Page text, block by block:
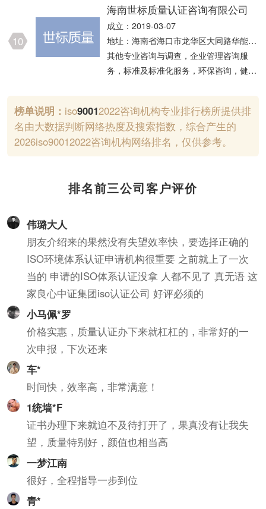
质量技术服务、咨询、推广、认证服务；
产品标准及检验方法的研究、推广。（依
法须经批准的项目，经相关部门批准后方
可开展经营活动）
料销售；劳动保护用品销售；服装服饰零
售；服装服饰出租；计算机及办公设备维
修（除许可业务外，可自主依法经营法律
法规非禁止或限制的项目）许可项目：室
内环境检测；建筑劳务分包（依法须经批
营活动）
10
海南世标质量认证咨询有限公司
成立：2019-03-07
地址：海南省海口市龙华区大同路华能大
厦15楼A2-19号
其他专业咨询与调查，企业管理咨询服
务，标准及标准化服务，环保咨询，健康
源服务，旅游咨询服务，旅行社及相关服
务，房地产咨询服务，物业服务，文化活
动服务。
榜单说明： iso90012022咨询机构专业排行榜所提供排
名由大数据判断网络热度及搜索指数，综合产生的
2026iso90012022咨询机构网络排名，仅供参考。
排名前三公司客户评价
伟璐大人
朋友介绍来的果然没有失望效率快，要选择正确的
ISO环境体系认证申请机构很重要 之前就上了一次
当的 申请的ISO体系认证没拿 人都不见了 真无语 这
家良心中证集团iso认证公司 好评必须的
小马佩*罗
价格实惠，质量认证办下来就杠杠的，非常好的一
次申报，下次还来
车*
时间快，效率高，非常满意！
1统墙*F
证书办理下来就迫不及待打开了，果真没有让我失
望，质量特别好，颜值也相当高
一梦江南
很好，全程指导一步到位
青*